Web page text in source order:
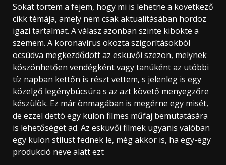
Sokat törtem a fejem, hogy mi is lehetne a következő
cikk témája, amely nem csak aktualitásában hordoz
igazi tartalmat. A válasz azonban szinte kibökte a
szemem. A koronavírus okozta szigorításokból
ocsúdva megkezdődött az esküvői szezon, melynek
köszönhetően vendégként vagy tanúként az utóbbi
tíz napban kettőn is részt vettem, s jelenleg is egy
közelgő legénybúcsúra s az azt követő menyegzőre
készülök. Ez már önmagában is megérne egy misét,
de ezzel dettó egy külön filmes műfaj bemutatására
is lehetőséget ad. Az esküvői filmek ugyanis valóban
egy külön stílust fednek le, még akkor is, ha egy-egy
produkció neve alatt ezt